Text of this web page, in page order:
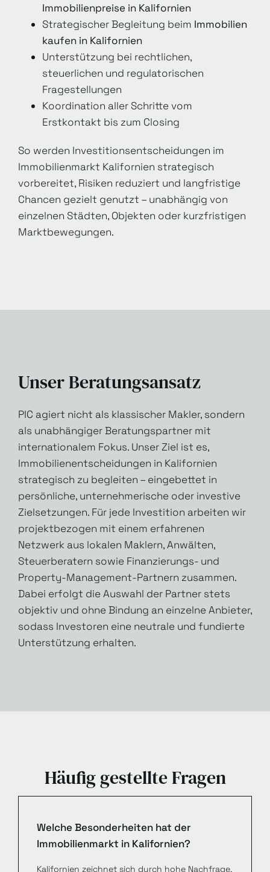
Immobilienpreise in Kalifornien
Strategischer Begleitung beim Immobilien
kaufen in Kalifornien
Unterstützung bei rechtlichen,
steuerlichen und regulatorischen
Fragestellungen
Koordination aller Schritte vom
Erstkontakt bis zum Closing
So werden Investitionsentscheidungen im
Immobilienmarkt Kalifornien strategisch
vorbereitet, Risiken reduziert und langfristige
Chancen gezielt genutzt – unabhängig von
einzelnen Städten, Objekten oder kurzfristigen
Marktbewegungen.
Unser Beratungsansatz
PIC agiert nicht als klassischer Makler, sondern
als unabhängiger Beratungspartner mit
internationalem Fokus. Unser Ziel ist es,
Immobilienentscheidungen in Kalifornien
strategisch zu begleiten – eingebettet in
persönliche, unternehmerische oder investive
Zielsetzungen. Für jede Investition arbeiten wir
projektbezogen mit einem erfahrenen
Netzwerk aus lokalen Maklern, Anwälten,
Steuerberatern sowie Finanzierungs- und
Property-Management-Partnern zusammen.
Dabei erfolgt die Auswahl der Partner stets
objektiv und ohne Bindung an einzelne Anbieter,
sodass Investoren eine neutrale und fundierte
Unterstützung erhalten.
Häufig gestellte Fragen
Welche Besonderheiten hat der
Immobilienmarkt in Kalifornien?
Kalifornien zeichnet sich durch hohe Nachfrage,